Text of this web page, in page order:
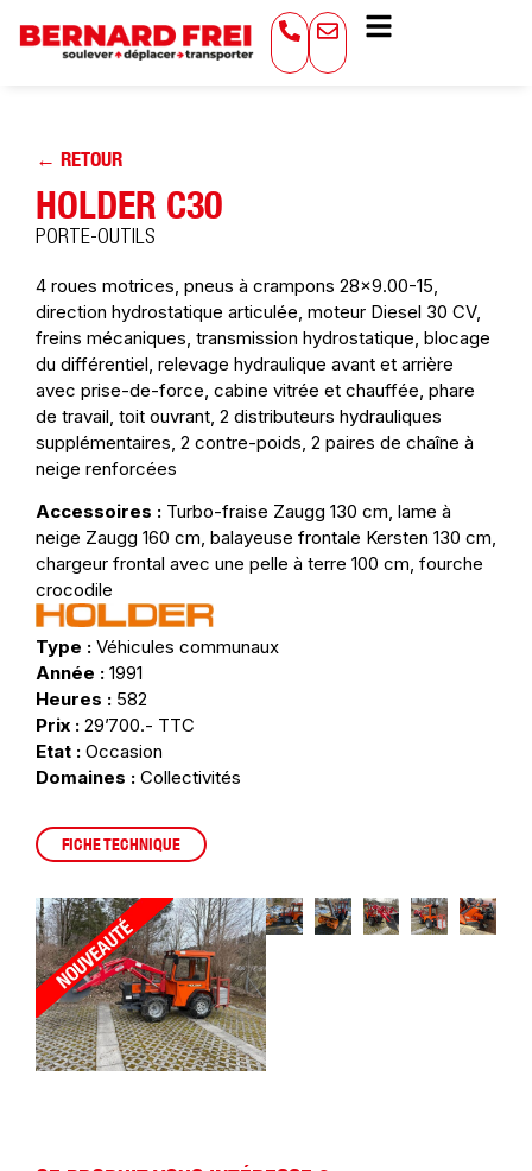
← RETOUR
HOLDER C30
PORTE-OUTILS
4 roues motrices, pneus à crampons 28×9.00-15,
direction hydrostatique articulée, moteur Diesel 30 CV,
freins mécaniques, transmission hydrostatique, blocage
du différentiel, relevage hydraulique avant et arrière
avec prise-de-force, cabine vitrée et chauffée, phare
de travail, toit ouvrant, 2 distributeurs hydrauliques
supplémentaires, 2 contre-poids, 2 paires de chaîne à
neige renforcées
Accessoires : Turbo-fraise Zaugg 130 cm, lame à
neige Zaugg 160 cm, balayeuse frontale Kersten 130 cm,
chargeur frontal avec une pelle à terre 100 cm, fourche
crocodile
Type : Véhicules communaux
Année : 1991
Heures : 582
Prix : 29’700.- TTC
Etat : Occasion
Domaines : Collectivités
FICHE TECHNIQUE